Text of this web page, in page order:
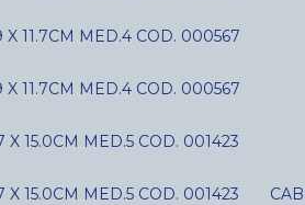
X 11.7CM MED.4 COD. 000567
X 11.7CM MED.4 COD. 000567
X 15.0CM MED.5 COD. 001423
X 15.0CM MED.5 COD. 001423